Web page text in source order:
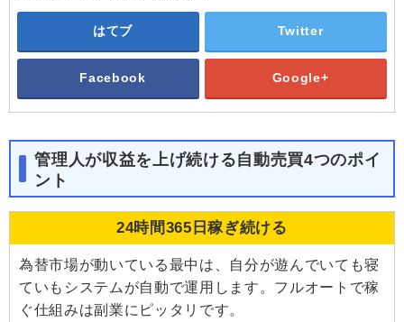
はてブ Twitter
Facebook Google+
管理人が収益を上げ続ける自動売買4つのポイ
ント
24時間365日稼ぎ続ける
為替市場が動いている最中は、自分が遊んでいても寝
ていもシステムが自動で運用します。フルオートで稼
ぐ仕組みは副業にピッタリです。